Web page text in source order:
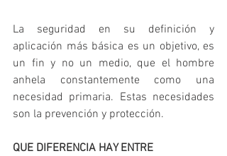
La seguridad en su definición y
aplicación más básica es un objetivo, es
un fin y no un medio, que el hombre
anhela constantemente como una
necesidad primaria. Estas necesidades
son la prevención y protección.
QUE DIFERENCIA HAY ENTRE